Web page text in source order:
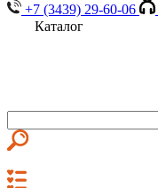
+7 (3439) 29-60-06
Каталог